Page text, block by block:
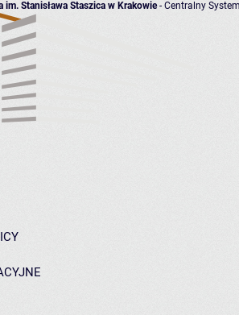
Stanisława Staszica w Krakowie- Centralny